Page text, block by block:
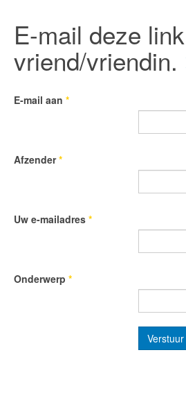
E-mail deze
vriend/vriendin.
E-mail aan *
Afzender*
Uw e-mailadres *
Onderwerp *
Verstuur